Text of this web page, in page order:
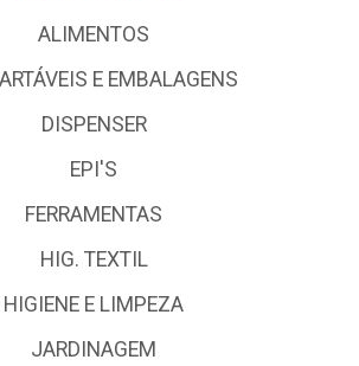
ALIMENTOS
E EMBALAGENS
DISPENSER
EPI'S
FERRAMENTAS
HIG. TEXTIL
HIGIENE E LIMPEZA
JARDINAGEM